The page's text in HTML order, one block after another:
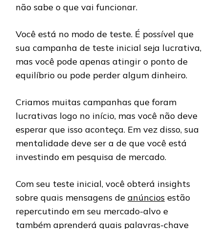
não sabe o que vai funcionar.
Você está no modo de teste. É possível que
sua campanha de teste inicial seja lucrativa,
mas você pode apenas atingir o ponto de
equilíbrio ou pode perder algum dinheiro.
Criamos muitas campanhas que foram
lucrativas logo no início, mas você não deve
esperar que isso aconteça. Em vez disso, sua
mentalidade deve ser a de que você está
investindo em pesquisa de mercado.
Com seu teste inicial, você obterá insights
sobre quais mensagens de anúncios estão
repercutindo em seu mercado-alvo e
também aprenderá quais palavras-chave